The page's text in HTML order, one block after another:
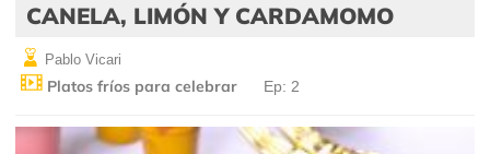
CANELA, LIMÓN Y CARDAMOMO
Pablo Vicari
Platos fríos para celebrar Ep: 2